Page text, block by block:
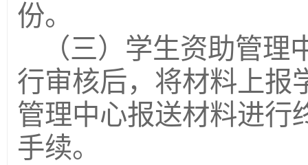
份。
（三）学生资助管
行审核后，将材料上报
管理中心报送材料进行
手续。